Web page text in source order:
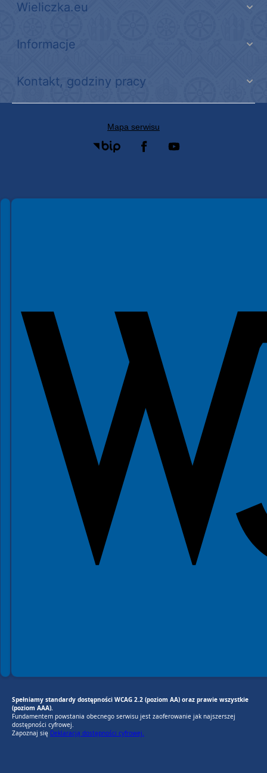
Wieliczka.eu
Informacje
Kontakt, godziny pracy
Mapa serwisu
Spełniamy standardy WCAG 2.2
Spełniamy standardy W3C
Spełniamy standardy dostępności WCAG 2.2 (poziom AA) oraz prawie wszystkie
(poziom AAA).
Fundamentem powstania obecnego serwisu jest zaoferowanie jak najszerszej
dostępności cyfrowej.
Zapoznaj się Deklaracją dostępności cyfrowej.